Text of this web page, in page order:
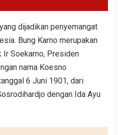
dijadikan penyemangat
Bung Karno merupakan
Ir Soekarno, Presiden
nama Koesno
6 Juni 1901, dari
dengan Ida Ayu